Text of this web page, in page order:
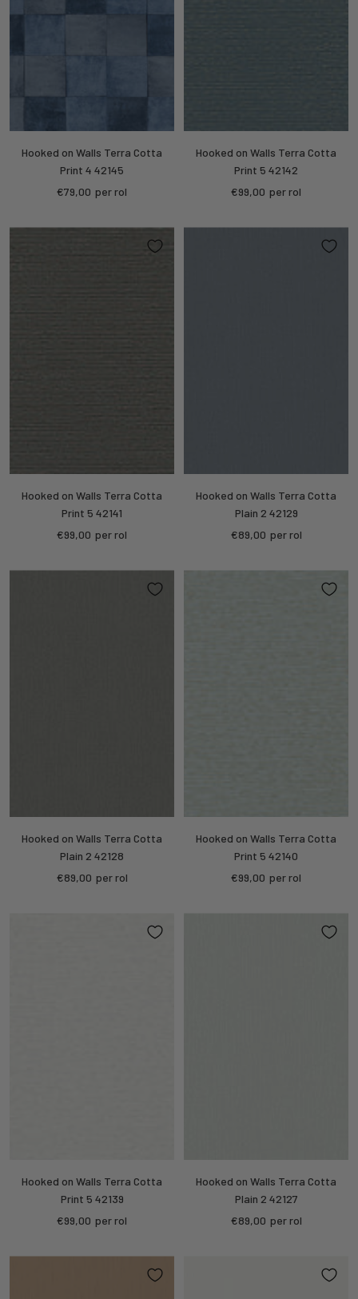
Hooked on Walls Terra Cotta
Print 4 42145
Kortings
€79,00 per rol
Hooked on Walls Terra Cotta
Print 5 42142
Kortings
€99,00 per rol
Hooked on Walls Terra Cotta
Print 5 42141
Kortings
€99,00 per rol
Hooked on Walls Terra Cotta
Plain 2 42129
Kortings
€89,00 per rol
Hooked on Walls Terra Cotta
Plain 2 42128
Kortings
€89,00 per rol
Hooked on Walls Terra Cotta
Print 5 42140
Kortings
€99,00 per rol
Hooked on Walls Terra Cotta
Print 5 42139
Kortings
€99,00 per rol
Hooked on Walls Terra Cotta
Plain 2 42127
Kortings
€89,00 per rol